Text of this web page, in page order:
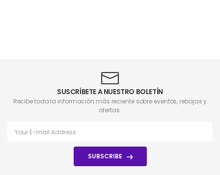
SUSCRÍBETE A NUESTRO BOLETÍN
Recibe toda la información más reciente sobre eventos, rebajas y
ofertas.
SUBSCRIBE